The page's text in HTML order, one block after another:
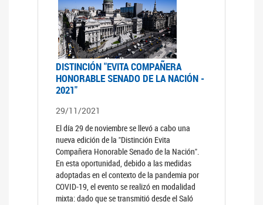
DISTINCIÓN "EVITA COMPAÑERA
HONORABLE SENADO DE LA NACIÓN -
2021"
29/11/2021
El día 29 de noviembre se llevó a cabo una
nueva edición de la "Distinción Evita
Compañera Honorable Senado de la Nación".
En esta oportunidad, debido a las medidas
adoptadas en el contexto de la pandemia por
COVID-19, el evento se realizó en modalidad
mixta: dado que se transmitió desde el Saló